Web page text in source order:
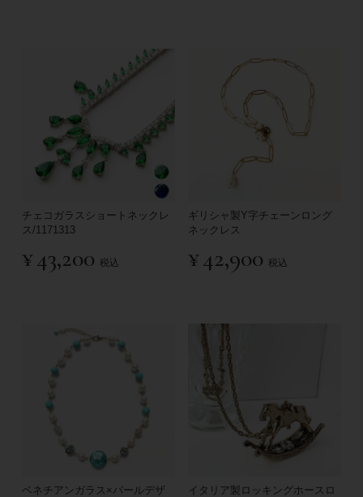
チェコガラスショートネックレ
ス/1171313
¥43,200 税込
ギリシャ製Y字チェーンロング
ネックレス
¥42,900 税込
ベネチアンガラス×パールデザ
イタリア製ロッキングホースロ